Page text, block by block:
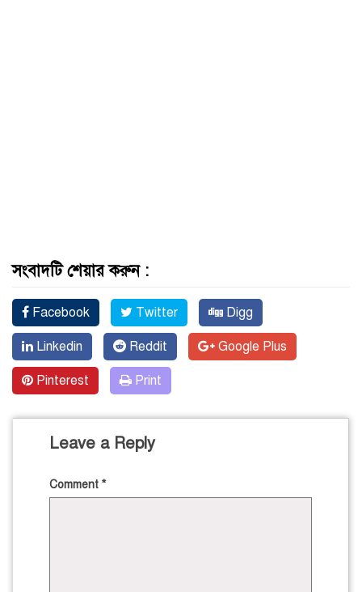
সংবাদটি শেয়ার করুন :
Facebook Twitter Digg
Linkedin Reddit Google Plus
Pinterest Print
Leave a Reply
Comment *